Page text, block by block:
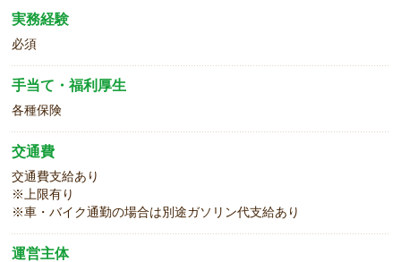
実務経験
必須
手当て・福利厚生
各種保険
交通費
交通費支給あり
※上限有り
※車・バイク通勤の場合は別途ガソリン代支給あり
運営主体